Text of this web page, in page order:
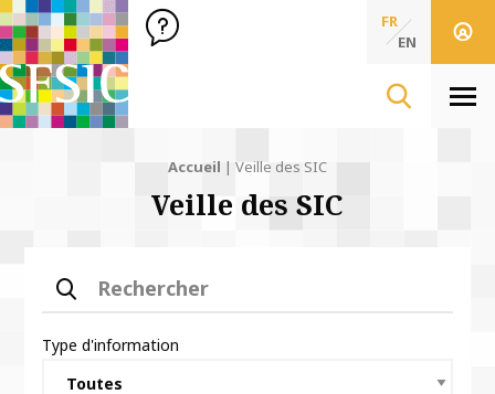
SFSIC Société Française des Sciences de l'Information & de
Société Française des Sciences
de l'Information
FR
EN
Accueil | Veille des SIC
Veille des SIC
Rechercher
Type d'information